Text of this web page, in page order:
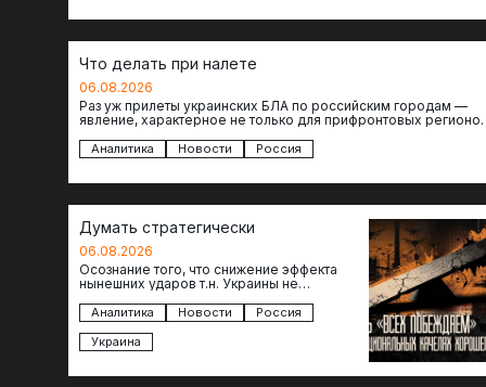
Что делать при налете
06.08.2026
Раз уж прилеты украинских БЛА по российским городам —
явление, характерное не только для прифронтовых
Аналитика Новости Россия
Думать стратегически
06.08.2026
Осознание того, что снижение эффекта
нынешних ударов т.н. Украины не
— повод задаться вопросом: что делать…
Аналитика Новости
Россия
Украина